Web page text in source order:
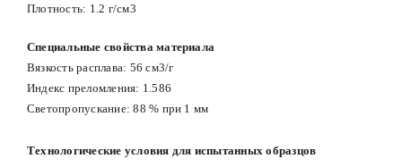
Плотность: 1.2 г/см3
Специальные свойства материала
Вязкость расплава: 56 см3/г
Индекс преломления: 1.586
Светопропускание: 88 % при 1 мм
Технологические условия для испытанных образцов